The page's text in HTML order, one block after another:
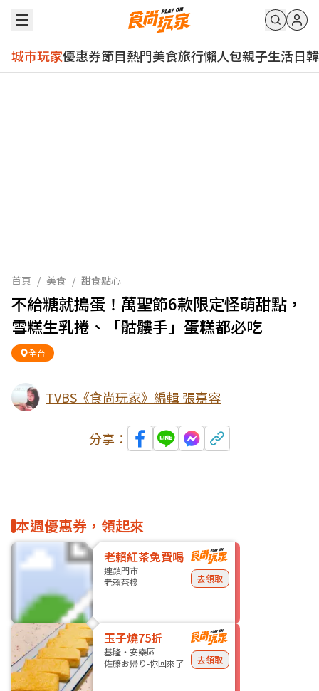
城市玩家優惠券節目熱門美食旅行懶人包親子生活日韓
首頁 / 美食 / 甜食點心
不給糖就搗蛋！萬聖節6款限定怪萌甜點，
雪糕生乳捲、「骷髏手」蛋糕都必吃
全台
TVBS《食尚玩家》編輯 張嘉容
分享：
本週優惠券，領起來
老賴紅茶免費喝
連鎖門市
老賴茶棧
去領取
玉子燒75折
基隆・安樂區
佐藤お帰り-你回來了
去領取